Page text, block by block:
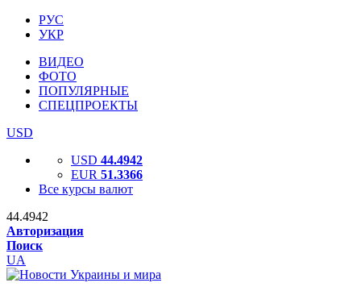
РУС
УКР
ВИДЕО
ФОТО
ПОПУЛЯРНЫЕ
СПЕЦПРОЕКТЫ
USD
USD 44.4942
EUR 51.3366
Все курсы валют
44.4942
Авторизация
Поиск
UA